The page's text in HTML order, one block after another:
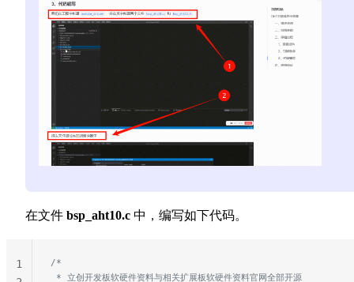
在文件 bsp_aht10.c 中，编写如下代码。
/*
* 立创开发板软硬件资料与相关扩展板软硬件资料官网全部开源
1